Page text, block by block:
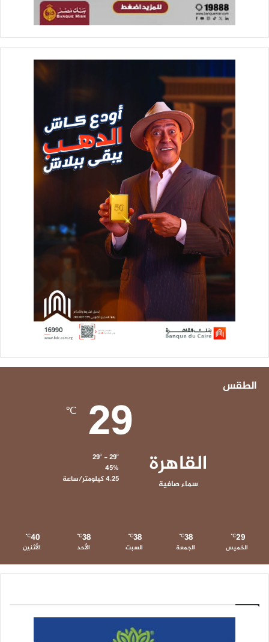
الطقس
القاهرة
سماء صافية
29
℃
29º - 29º
45%
4.25 كيلومتر/ساعة
29
℃
الخميس
38
℃
الجمعة
38
℃
السبت
38
℃
الأحد
40
℃
الأثنين